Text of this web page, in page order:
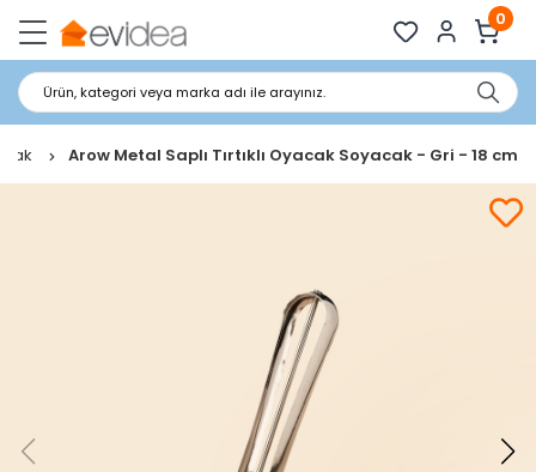
0
Ürün, kategori veya marka adı ile arayınız.
Arow Metal Saplı Tırtıklı Oyacak Soyacak - Gri - 18 cm